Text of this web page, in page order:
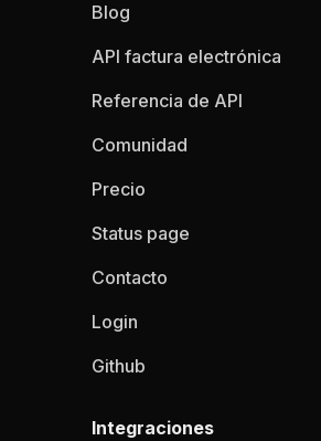
Blog
API factura electrónica
Referencia de API
Comunidad
Precio
Status page
Contacto
Login
Github
Integraciones